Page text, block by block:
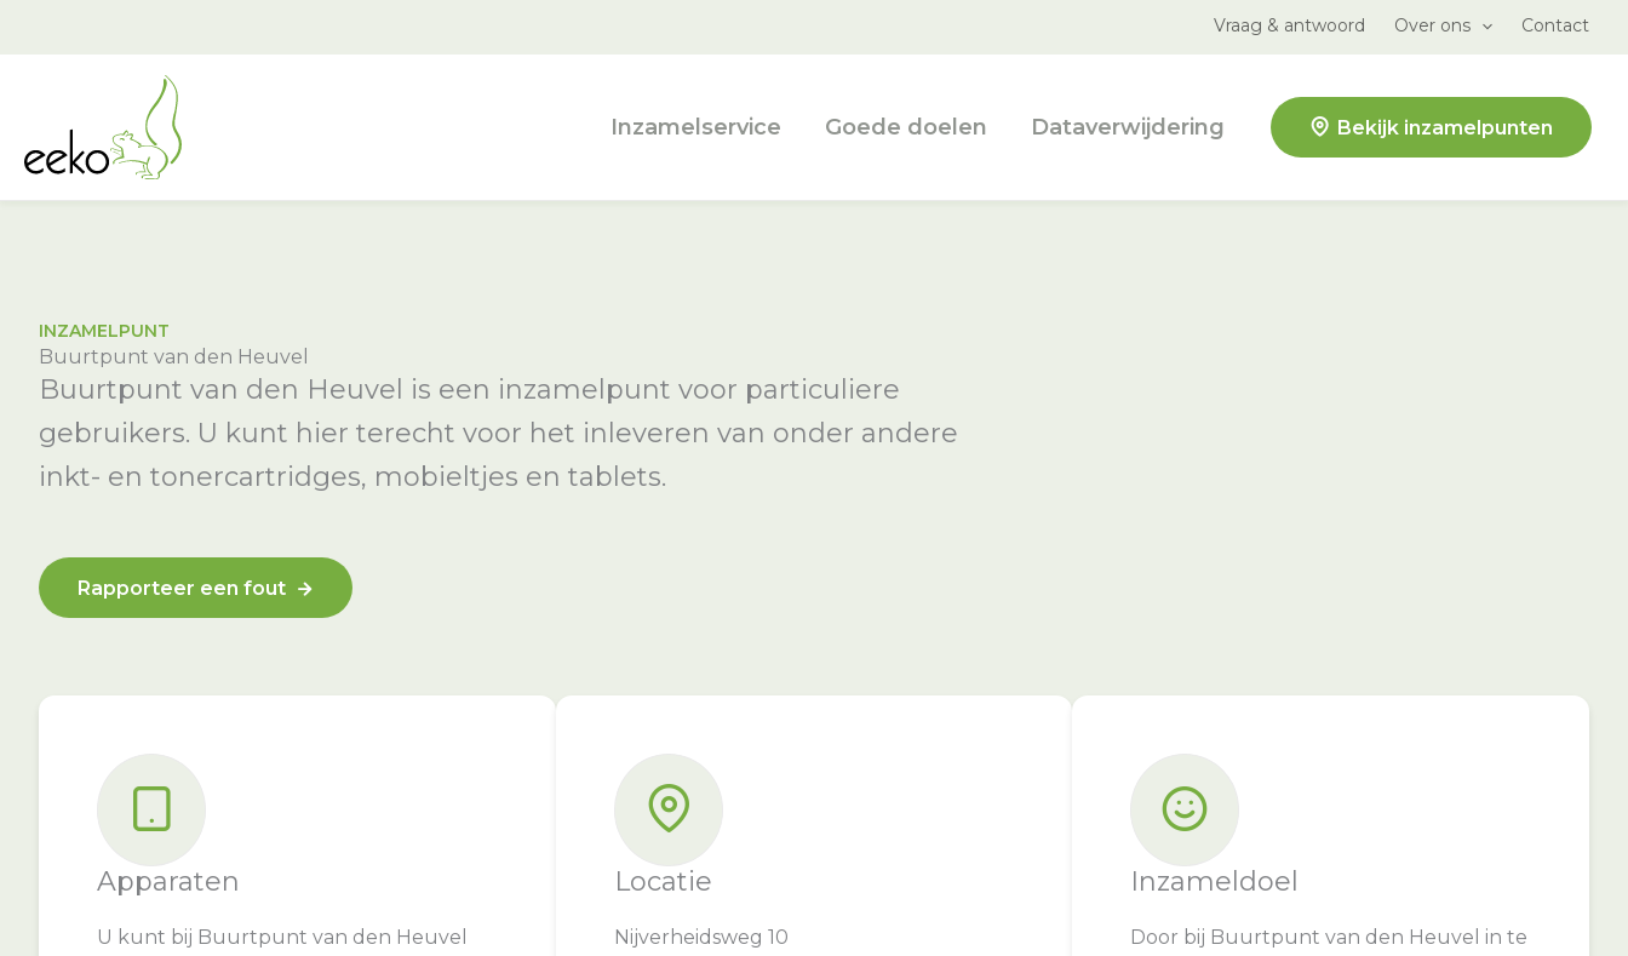
Vraag & antwoord Over ons Contact
Inzamelservice Goede doelen Dataverwijdering Bekijk inzamelpunten
INZAMELPUNT
Buurtpunt van den Heuvel
Buurtpunt van den Heuvel is een inzamelpunt voor particuliere
gebruikers. U kunt hier terecht voor het inleveren van onder andere
inkt- en tonercartridges, mobieltjes en tablets.
Rapporteer een fout
Apparaten
U kunt bij Buurtpunt van den Heuvel
Locatie
Nijverheidsweg 10
Inzameldoel
Door bij Buurtpunt van den Heuvel in te